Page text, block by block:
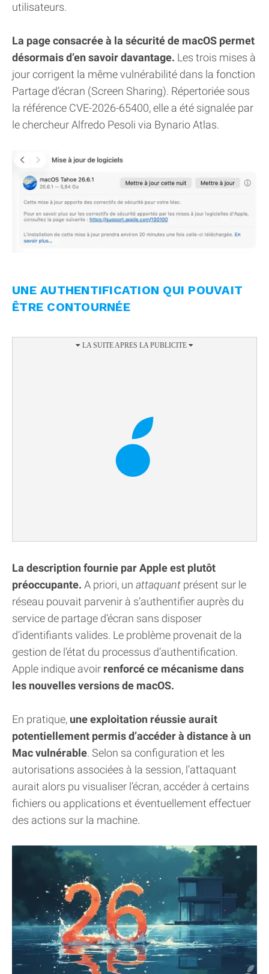
utilisateurs.
La page consacrée à la sécurité de macOS permet
désormais d’en savoir davantage. Les trois mises à
jour corrigent la même vulnérabilité dans la fonction
Partage d’écran (Screen Sharing). Répertoriée sous
la référence CVE-2026-65400, elle a été signalée par
le chercheur Alfredo Pesoli via Bynario Atlas.
UNE AUTHENTIFICATION QUI POUVAIT
ÊTRE CONTOURNÉE
La description fournie par Apple est plutôt
préoccupante. A priori, un attaquant présent sur le
réseau pouvait parvenir à s’authentifier auprès du
service de partage d’écran sans disposer
d’identifiants valides. Le problème provenait de la
gestion de l’état du processus d’authentification.
Apple indique avoir renforcé ce mécanisme dans
les nouvelles versions de macOS.
En pratique, une exploitation réussie aurait
potentiellement permis d’accéder à distance à un
Mac vulnérable. Selon sa configuration et les
autorisations associées à la session, l’attaquant
aurait alors pu visualiser l’écran, accéder à certains
fichiers ou applications et éventuellement effectuer
des actions sur la machine.